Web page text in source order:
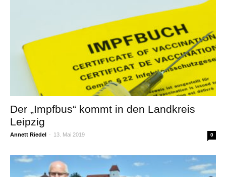
Der „Impfbus“ kommt in den Landkreis
Leipzig
Annett Riedel - 13. Mai 2019 0